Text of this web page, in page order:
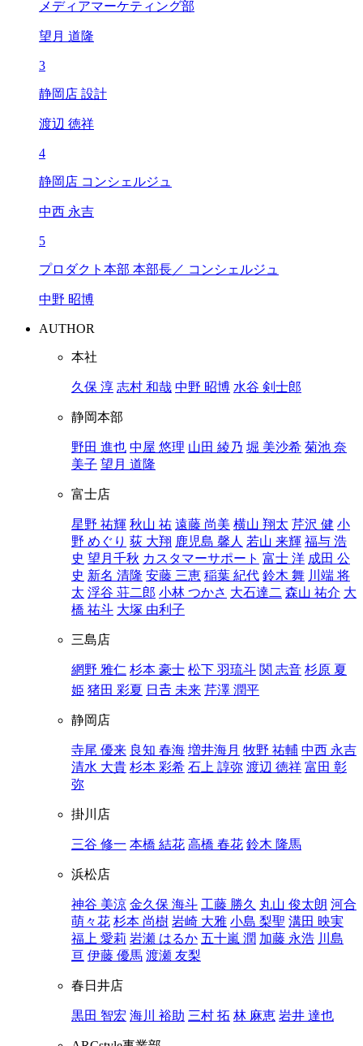
メディアマーケティング部
望月 道隆
3
静岡店 設計
渡辺 徳祥
4
静岡店 コンシェルジュ
中西 永吉
5
プロダクト本部 本部長／ コンシェルジュ
中野 昭博
AUTHOR
本社
久保 淳 志村 和哉 中野 昭博 水谷 剣士郎
静岡本部
野田 進也 中屋 悠理 山田 綾乃 堀 美沙希 菊池 奈
美子 望月 道隆
富士店
星野 祐輝 秋山 祐 遠藤 尚美 横山 翔太 芹沢 健 小
野 めぐり 荻 大翔 鹿児島 馨人 若山 来輝 福与 浩
史 望月千秋 カスタマーサポート 富士 洋 成田 公
史 新名 清隆 安藤 三恵 稲葉 紀代 鈴木 舞 川端 将
太 浮谷 荘二郎 小林 つかさ 大石達二 森山 祐介 大
橋 祐斗 大塚 由利子
三島店
網野 雅仁 杉本 豪士 松下 羽琉斗 関 志音 杉原 夏
姫 猪田 彩夏 日𠮷 未来 芹澤 潤平
静岡店
寺尾 優来 良知 春海 増井海月 牧野 祐輔 中西 永吉
清水 大貴 杉本 彩希 石上 諄弥 渡辺 徳祥 富田 彰
弥
掛川店
三谷 修一 本橋 結花 高橋 春花 鈴木 隆馬
浜松店
神谷 美涼 金久保 海斗 工藤 勝久 丸山 俊太朗 河合
萌々花 杉本 尚樹 岩崎 大雅 小島 梨聖 溝田 映実
福上 愛莉 岩瀬 はるか 五十嵐 潤 加藤 永浩 川島
亘 伊藤 優馬 渡瀬 友梨
春日井店
黒田 智宏 海川 裕助 三村 拓 林 麻恵 岩井 達也